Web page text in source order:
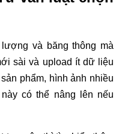
và băng thông mà
sài và upload ít dữ liệu
phẩm, hình ảnh nhiều
có thể nâng lên nếu